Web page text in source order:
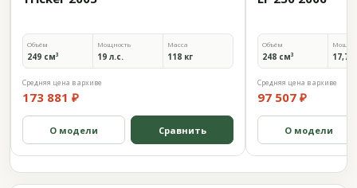
Объём
249 см³
Мощность
19 л.с.
Масса
118 кг
Средняя цена в архиве
173 881 ₽
О модели Сравнить
Объём
248 см³ 17,7
Средняя цена в архиве
97 507 ₽
О модели